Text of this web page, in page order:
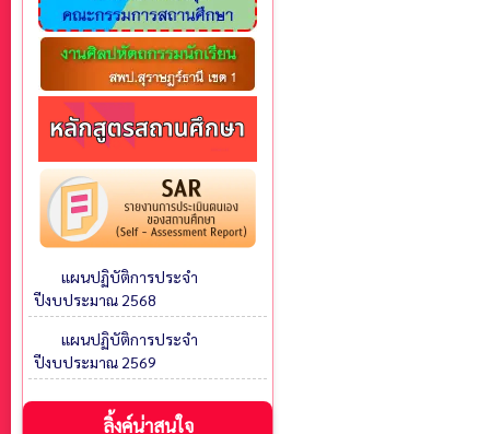
แผนปฏิบัติการประจำ
ปีงบประมาณ 2568
แผนปฏิบัติการประจำ
ปีงบประมาณ 2569
ลิ้งค์น่าสนใจ